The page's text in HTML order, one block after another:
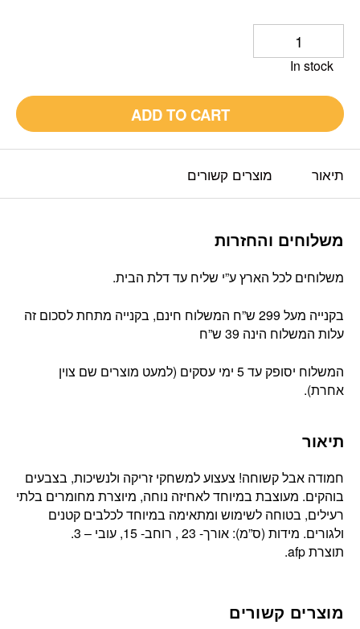
In stock
ADD TO CART
תיאור מוצרים קשורים
משלוחים והחזרות
משלוחים לכל הארץ ע”י שליח עד דלת הבית.
בקנייה מעל 299 ש”ח המשלוח חינם, בקנייה מתחת לסכום זה
עלות המשלוח הינה 39 ש”ח
המשלוח יסופק עד 5 ימי עסקים (למעט מוצרים שם צוין
אחרת).
תיאור
חמודה אבל קשוחה! צעצוע למשחקי זריקה ולנשיכות, בצבעים
בוהקים. מעוצבת במיוחד לאחיזה נוחה, מיוצרת מחומרים בלתי
רעילים, בטוחה לשימוש ומתאימה במיוחד לכלבים קטנים
ולגורים. מידות (ס”מ): אורך- 23 , רוחב- 15, עובי – 3.
תוצרת afp.
מוצרים קשורים